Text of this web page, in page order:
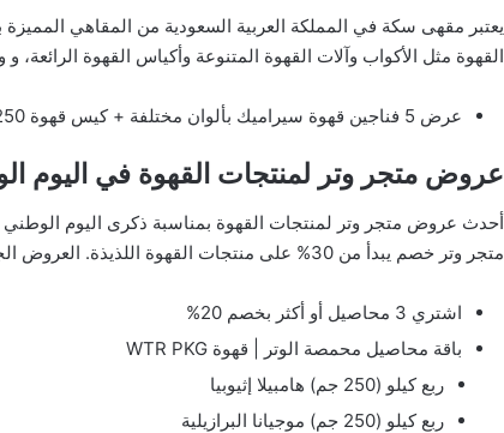
يعتبر مقهى سكة في المملكة العربية السعودية من المقاهي
القهوة مثل الأكواب وآلات القهوة المتنوعة وأكياس القهوة الرائعة،
عرض 5 فناجين قهوة سيراميك بألوان مختلفة + كيس قهوة 250 جرام بسعر 91 ريال سعودي.
عروض متجر وتر لمنتجات القهوة في اليوم
متجر وتر خصم يبدأ من 30% على منتجات القهوة اللذيذة. العروض الجديدة هي كما يلي:
اشتري 3 محاصيل أو أكثر بخصم 20%
باقة محاصيل محمصة الوتر | قهوة WTR PKG
ربع كيلو (250 جم) هامبيلا إثيوبيا
ربع كيلو (250 جم) موجيانا البرازيلية